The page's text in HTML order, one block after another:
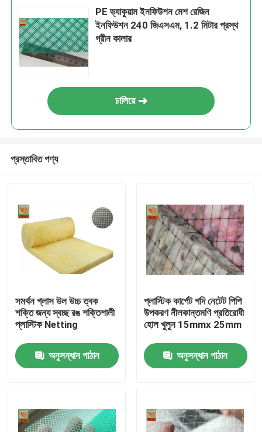
PE ভ্যাকুয়াম ইনফিউশন মেশ রেজিন
ইনফিউশন 240 জিএসএম, 1.2 মিটার প্রস্থ
গ্রীন কালার
চালিয়ে
প্রস্তাবিত পণ্য
সমর্থন গ্লাস উল উচ্চ ত্বক
শক্তি জন্য স্বচ্ছ রঙ শক্তিশালী
প্লাস্টিক Netting
অনুসন্ধান পাঠান
প্লাস্টিক কার্পেট গদি নেটেট পিপি
উপকরণ নীলকান্তমণি প্রতিরোধী
হোল খুলুন 15mmx 25mm
অনুসন্ধান পাঠান